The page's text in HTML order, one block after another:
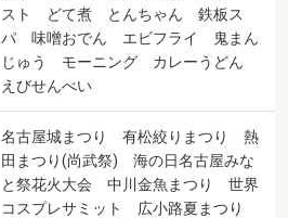
スト どて煮 とんちゃん 鉄板ス
パ 味噌おでん エビフライ 鬼まん
じゅう モーニング カレーうどん
えびせんべい
名古屋城まつり 有松絞りまつり 熱
田まつり(尚武祭) 海の日名古屋みな
と祭花火大会 中川金魚まつり 世界
コスプレサミット 広小路夏まつり